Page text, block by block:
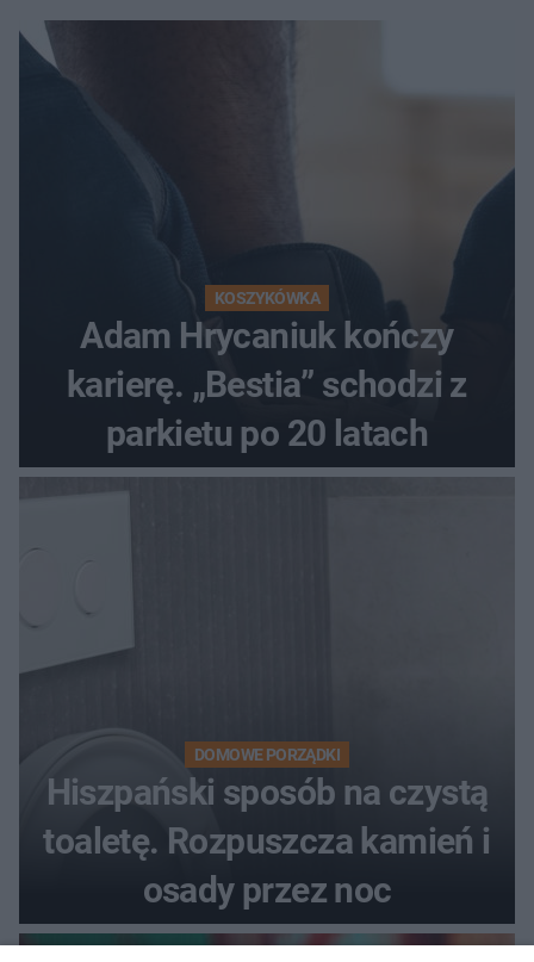
KOSZYKÓWKA
Adam Hrycaniuk kończy
karierę. „Bestia” schodzi z
parkietu po 20 latach
DOMOWE PORZĄDKI
Hiszpański sposób na czystą
toaletę. Rozpuszcza kamień i
osady przez noc